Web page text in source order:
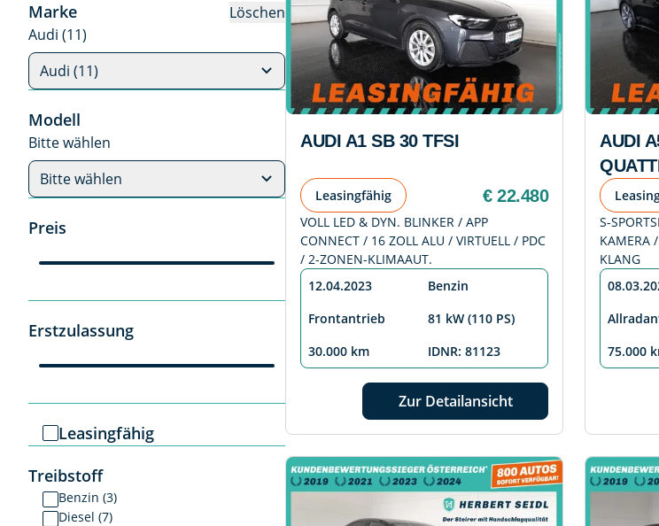
Marke
Löschen
Audi (11)
Audi (11)
Modell
Bitte wählen
Bitte wählen
Preis
Erstzulassung
Leasingfähig
Treibstoff
Benzin (3)
Diesel (7)
AUDI A1 SB 30 TFSI
Leasingfähig € 22.480
VOLL LED & DYN. BLINKER / APP
CONNECT / 16 ZOLL ALU / VIRTUELL / PDC
/ 2-ZONEN-KLIMAAUT.
12.04.2023
Benzin
Frontantrieb
81 kW (110 PS)
30.000 km
IDNR: 81123
Zur Detailansicht
AUDI
S-
KAMERA
KLANG
75.000